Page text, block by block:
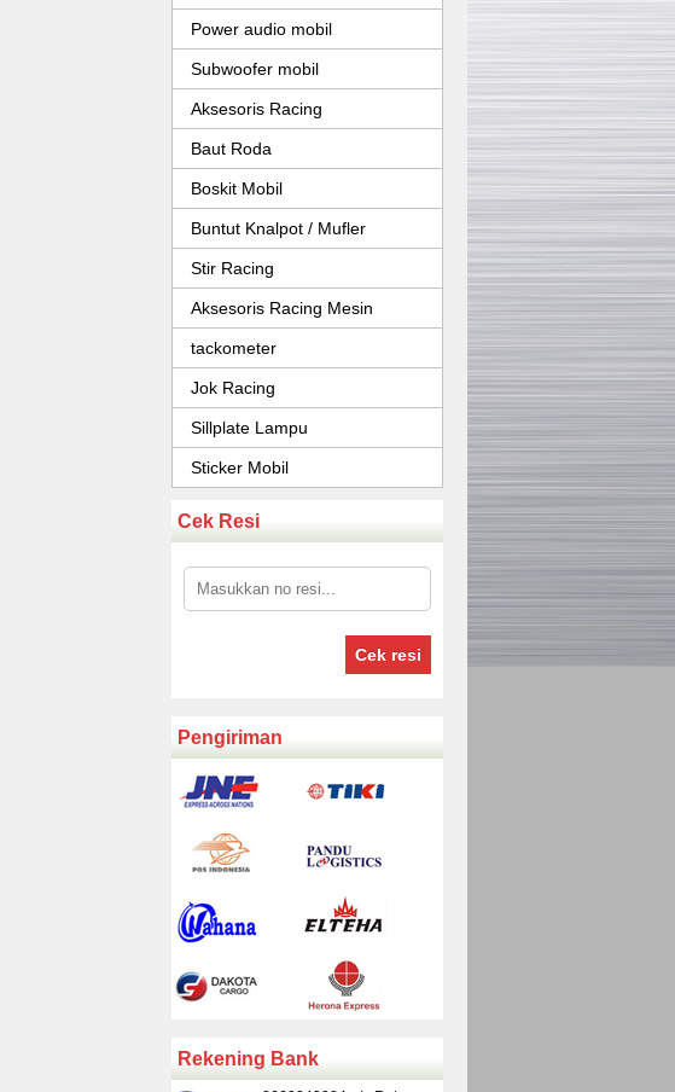
Power audio mobil
Subwoofer mobil
Aksesoris Racing
Baut Roda
Boskit Mobil
Buntut Knalpot / Mufler
Stir Racing
Aksesoris Racing Mesin
tackometer
Jok Racing
Sillplate Lampu
Sticker Mobil
Cek Resi
Cek resi
Pengiriman
Rekening Bank